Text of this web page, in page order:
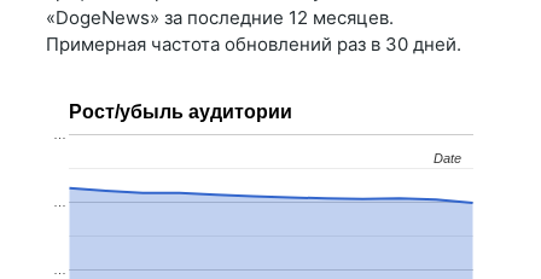
«DogeNews» за последние 12 месяцев.
Примерная частота обновлений раз в 30 дней.
Рост/убыль аудитории
…
…
…
Date
Date